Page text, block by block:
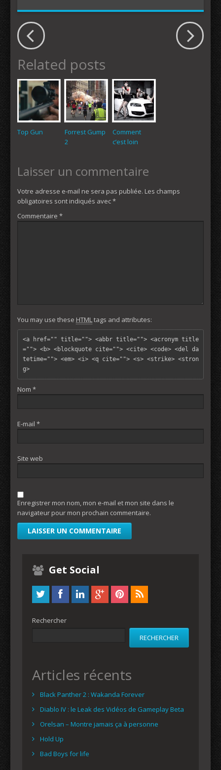
Related posts
Top Gun
Forrest Gump
2
Comment
c’est loin
Laisser un commentaire
Votre adresse e-mail ne sera pas publiée. Les champs
obligatoires sont indiqués avec*
Commentaire *
You may use these HTMLtags and attributes:
<a href="" title=""> <abbr title=""> <acronym title
=""> <b> <blockquote cite=""> <cite> <code> <del da
tetime=""> <em> <i> <q cite=""> <s> <strike> <stron
g>
Nom *
E-mail *
Site web
Enregistrer mon nom, mon e-mail et mon site dans le
navigateur pour mon prochain commentaire.
Get Social
Rechercher
RECHERCHER
Articles récents
Black Panther 2 : Wakanda Forever
Diablo IV : le Leak des Vidéos de Gameplay Beta
Orelsan – Montre jamais ça à personne
Hold Up
Bad Boys for life